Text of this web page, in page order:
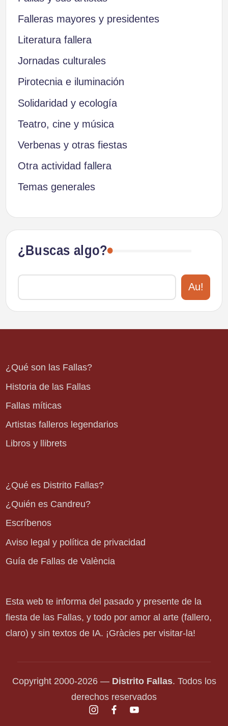
Falleras mayores y presidentes
Literatura fallera
Jornadas culturales
Pirotecnia e iluminación
Solidaridad y ecología
Teatro, cine y música
Verbenas y otras fiestas
Otra actividad fallera
Temas generales
¿Buscas algo?
Au!
¿Qué son las Fallas?
Historia de las Fallas
Fallas míticas
Artistas falleros legendarios
Libros y llibrets
¿Qué es Distrito Fallas?
¿Quién es Candreu?
Escríbenos
Aviso legal y política de privacidad
Guía de Fallas de València
Esta web te informa del pasado y presente de la
fiesta de las Fallas, y todo por amor al arte (fallero,
claro) y sin textos de IA. ¡Gràcies per visitar-la!
Copyright 2000-2026 — Distrito Fallas. Todos los
derechos reservados
instagram.com
facebook.com
youtube.com